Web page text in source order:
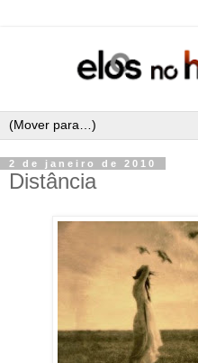
2 de janeiro de 2010
Distância